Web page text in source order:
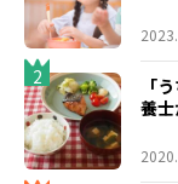
2
「
養